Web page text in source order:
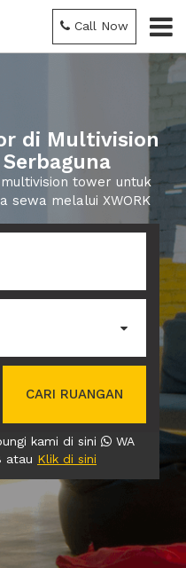
Call Now
di Multivision
tower untuk
sewa melalui XWORK
CARI RUANGAN
kami di sini
WA
atau Klik di sini